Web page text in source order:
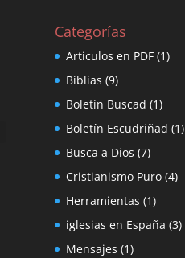
Categorías
Articulos en PDF (1)
Biblias (9)
Boletín Buscad (1)
Boletín Escudriñad (1)
Busca a Dios (7)
Cristianismo Puro (4)
Herramientas (1)
iglesias en España (3)
Mensajes (1)